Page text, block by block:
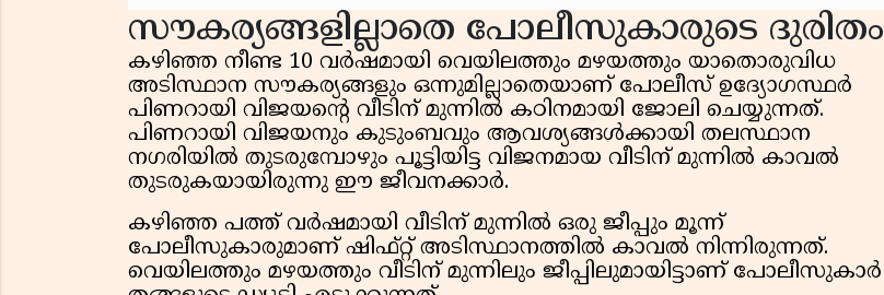
സൗകര്യങ്ങളില്ലാതെ പോലീസുകാരുടെ ദുരിതം
കഴിഞ്ഞ നീണ്ട 10 വർഷമായി വെയിലത്തും മഴയത്തും യാതൊരുവിധ
അടിസ്ഥാന സൗകര്യങ്ങളും ഒന്നുമില്ലാതെയാണ് പോലീസ് ഉദ്യോഗസ്ഥർ
പിണറായി വിജയന്റെ വീടിന് മുന്നിൽ കഠിനമായി ജോലി ചെയ്യുന്നത്.
പിണറായി വിജയനും കുടുംബവും ആവശ്യങ്ങൾക്കായി തലസ്ഥാന
നഗരിയിൽ തുടരുമ്പോഴും പൂട്ടിയിട്ട വിജനമായ വീടിന് മുന്നിൽ കാവൽ
തുടരുകയായിരുന്നു ഈ ജീവനക്കാർ.
കഴിഞ്ഞ പത്ത് വർഷമായി വീടിന് മുന്നിൽ ഒരു ജീപ്പും മൂന്ന്
പോലീസുകാരുമാണ് ഷിഫ്റ്റ് അടിസ്ഥാനത്തിൽ കാവൽ നിന്നിരുന്നത്.
വെയിലത്തും മഴയത്തും വീടിന് മുന്നിലും ജീപ്പിലുമായിട്ടാണ് പോലീസുകാർ